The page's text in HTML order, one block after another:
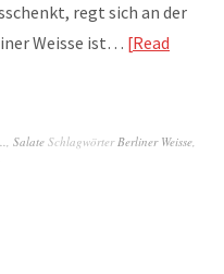
regt sich an der
Weisse ist… Read
, Salate SchlagwörterBerliner Weisse,